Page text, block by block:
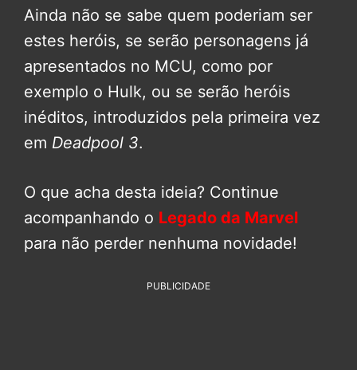
Ainda não se sabe quem poderiam ser
estes heróis, se serão personagens já
apresentados no MCU, como por
exemplo o Hulk, ou se serão heróis
inéditos, introduzidos pela primeira vez
em Deadpool 3.
O que acha desta ideia? Continue
acompanhando o Legado da Marvel
para não perder nenhuma novidade!
PUBLICIDADE